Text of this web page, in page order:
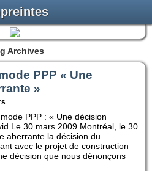
Archives
PPP « Une
»
PPP : « Une décision
Le 30 mars 2009 Montréal, le 30
aberrante la décision du
avec le projet de construction
décision que nous dénonçons